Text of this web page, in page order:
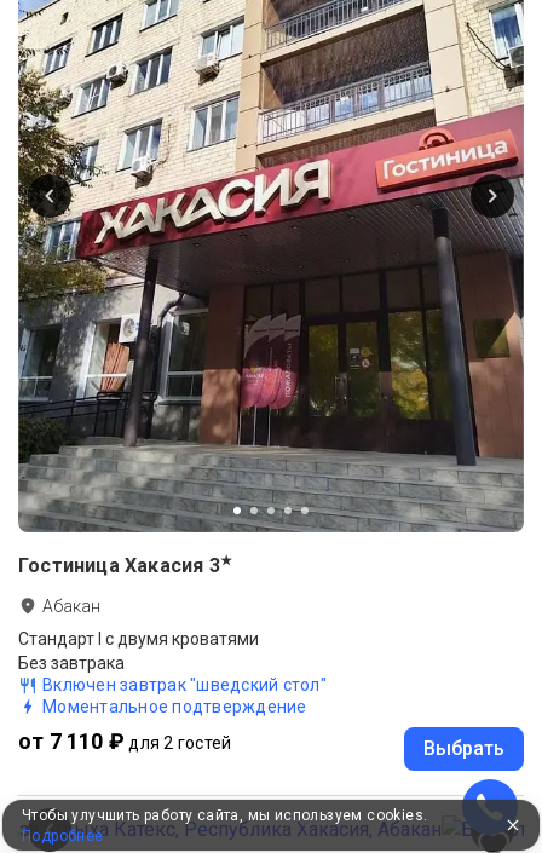
Гостиница Хакасия 3★
Абакан
Стандарт I с двумя кроватями
Без завтрака
Включен завтрак "шведский стол"
Моментальное подтверждение
от 7 110 ₽ для 2 гостей Выбрать
Чтобы улучшить работу сайта, мы используем cookies.
Подробнее